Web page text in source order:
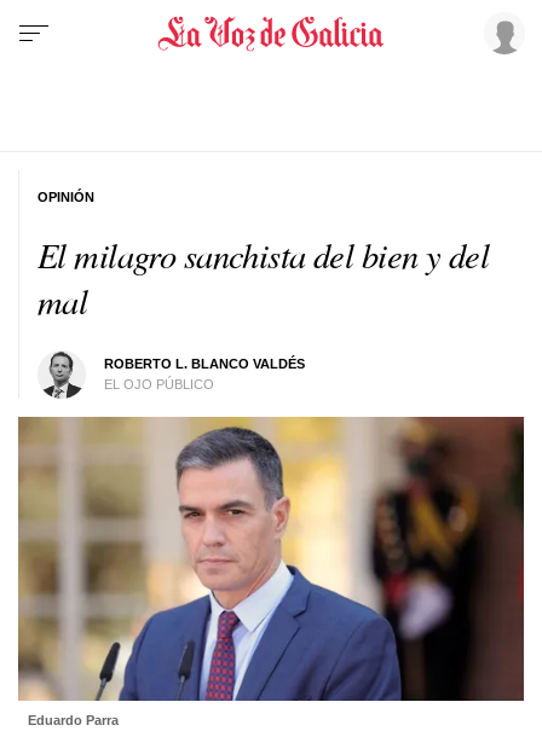
El milagro sanchista del bien y del
mal
ROBERTO L. BLANCO VALDÉS
EL OJO PÚBLICO
OPINIÓN
Eduardo Parra